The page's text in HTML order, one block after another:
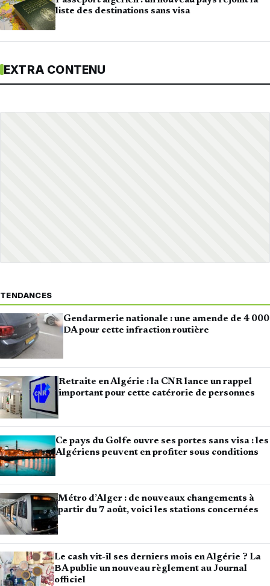
liste des destinations sans visa
EXTRA CONTENU
TENDANCES
Gendarmerie nationale : une amende de 4 000
DA pour cette infraction routière
Retraite en Algérie : la CNR lance un rappel
important pour cette catérorie de personnes
Ce pays du Golfe ouvre ses portes sans visa : les
Algériens peuvent en profiter sous conditions
Métro d’Alger : de nouveaux changements à
partir du 7 août, voici les stations concernées
Le cash vit-il ses derniers mois en Algérie ? La
BA publie un nouveau règlement au Journal
officiel